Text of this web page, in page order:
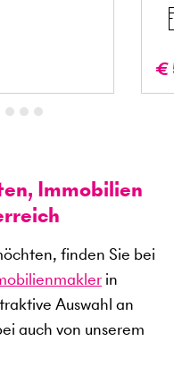
€
Immobilien
finden Sie bei
in
Auswahl an
auch von unserem